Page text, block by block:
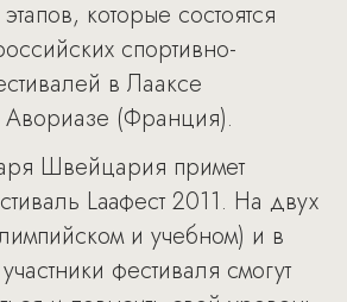
которые состоятся
спортивно-
в Лааксе
(Франция).
Швейцария примет
Laaфест 2011. На двух
и учебном) и в
фестиваля смогут